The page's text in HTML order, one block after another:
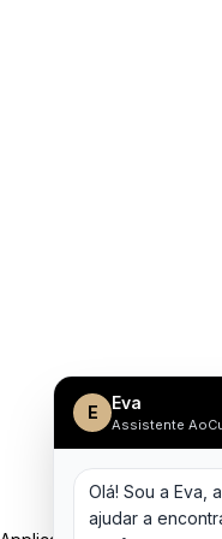
E Eva
Assistente
Olá! Sou a Eva,
ajudar a